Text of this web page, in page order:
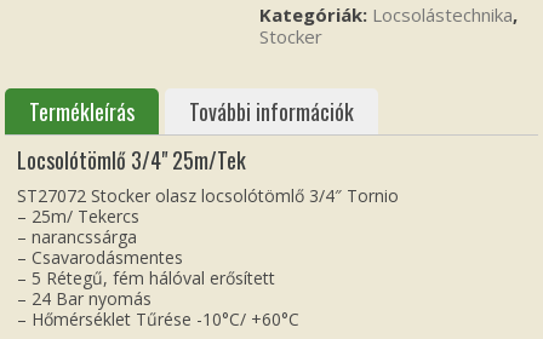
Kategóriák: Locsolástechnika,
Stocker
Termékleírás
További információk
Locsolótömlő 3/4" 25m/Tek
ST27072 Stocker olasz locsolótömlő 3/4″ Tornio
– 25m/ Tekercs
– narancssárga
– Csavarodásmentes
– 5 Rétegű, fém hálóval erősített
– 24 Bar nyomás
– Hőmérséklet Tűrése -10°C/ +60°C